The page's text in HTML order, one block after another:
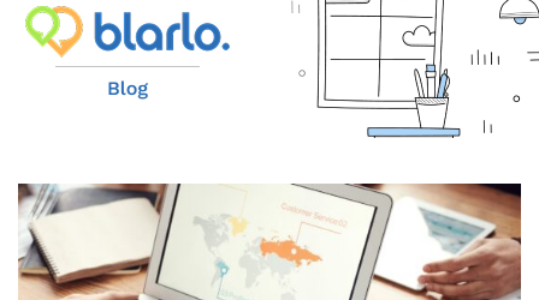
B
r
l